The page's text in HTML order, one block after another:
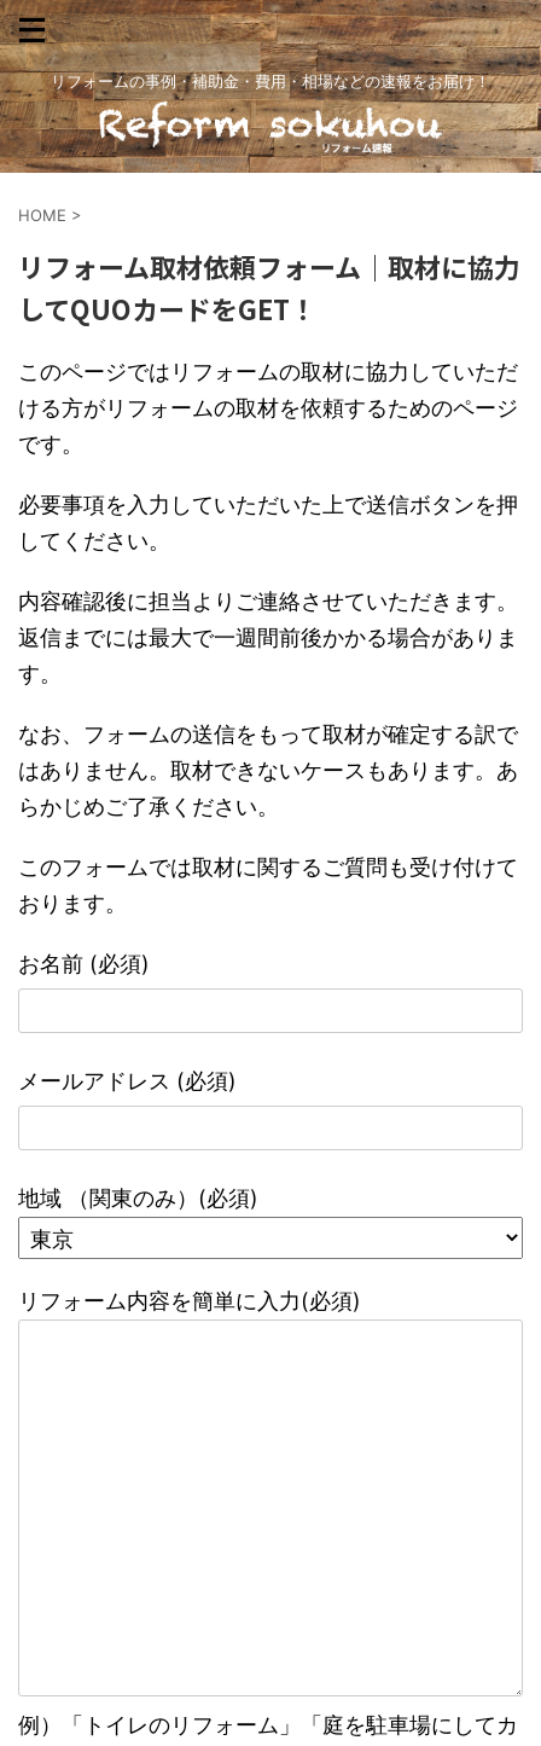
リフォームの事例・補助金・費用・相場などの速報をお届け！
HOME >
リフォーム取材依頼フォーム｜取材に協力
してQUOカードをGET！
このページではリフォームの取材に協力していただ
ける方がリフォームの取材を依頼するためのページ
です。
必要事項を入力していただいた上で送信ボタンを押
してください。
内容確認後に担当よりご連絡させていただきます。
返信までには最大で一週間前後かかる場合がありま
す。
なお、フォームの送信をもって取材が確定する訳で
はありません。取材できないケースもあります。あ
らかじめご了承ください。
このフォームでは取材に関するご質問も受け付けて
おります。
お名前 (必須)
メールアドレス (必須)
地域 （関東のみ）(必須)
リフォーム内容を簡単に入力(必須)
例）「トイレのリフォーム」「庭を駐車場にしてカ